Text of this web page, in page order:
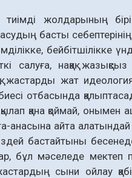
тиімді жолдарының
басты
бейбітшілікке
салуға, нақақ
жастарды жат
отбасында
қана қоймай, онымен
айта алатындай
бастайтыны
бұл мәселеде мектеп
сыни ойлау